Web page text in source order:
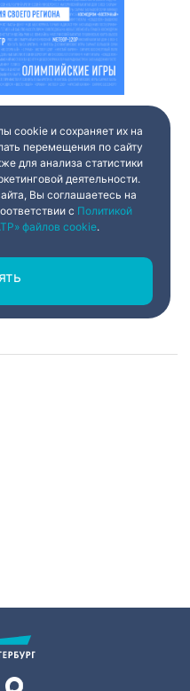
cookie и сохраняет их на
перемещения по сайту
для анализа статистики
деятельности.
Вы соглашаетесь на
с Политикой
файлов cookie.